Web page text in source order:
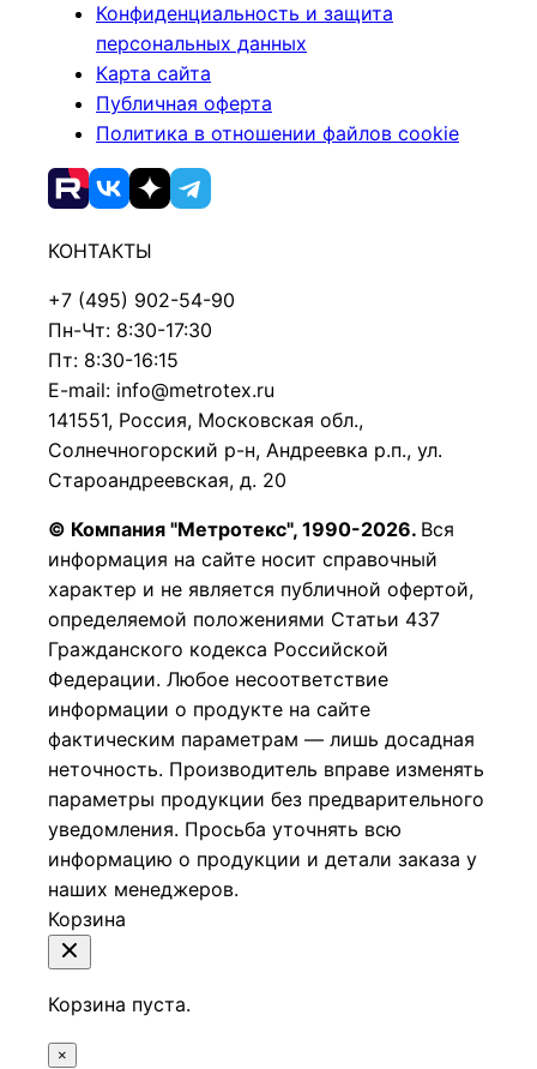
Конфиденциальность и защита
персональных данных
Карта сайта
Публичная оферта
Политика в отношении файлов cookie
КОНТАКТЫ
+7 (495) 902-54-90
Пн-Чт: 8:30-17:30
Пт: 8:30-16:15
E-mail: info@metrotex.ru
141551, Россия, Московская обл.,
Солнечногорский р-н, Андреевка р.п., ул.
Староандреевская, д. 20
© Компания "Метротекс", 1990-2026. Вся
информация на сайте носит справочный
характер и не является публичной офертой,
определяемой положениями Статьи 437
Гражданского кодекса Российской
Федерации. Любое несоответствие
информации о продукте на сайте
фактическим параметрам — лишь досадная
неточность. Производитель вправе изменять
параметры продукции без предварительного
уведомления. Просьба уточнять всю
информацию о продукции и детали заказа у
наших менеджеров.
Корзина
Корзина пуста.
×